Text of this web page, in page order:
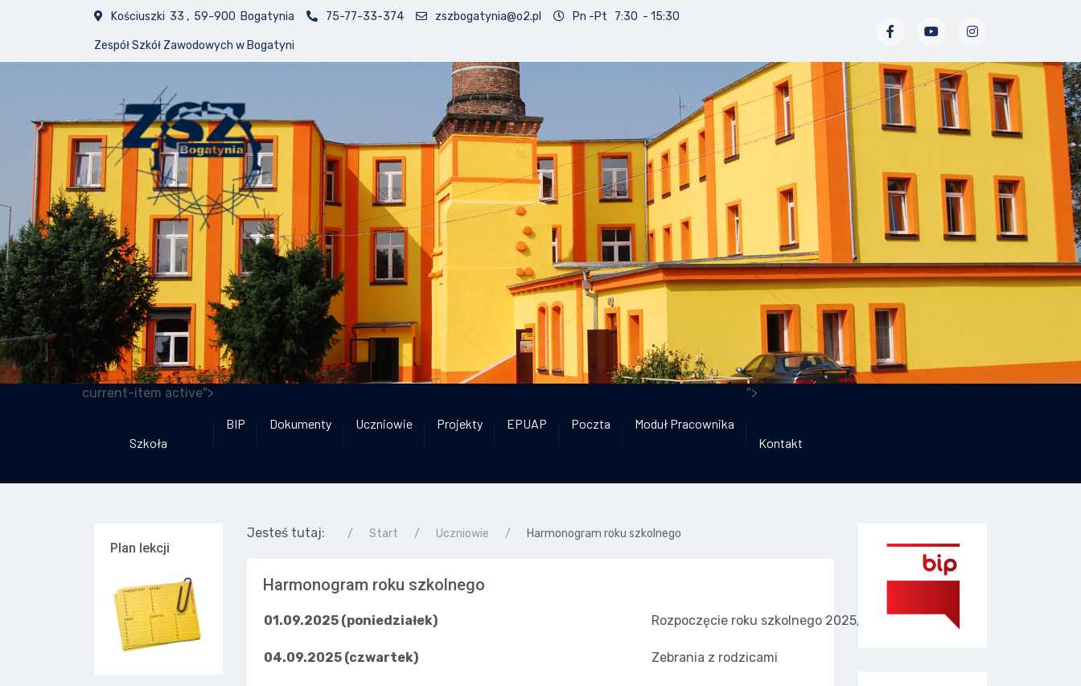
Kościuszki 33 , 59-900 Bogatynia 75-77-33-374 zszbogatynia@o2.pl Pn -Pt 7:30 - 15:30
Zespół Szkół Zawodowych w Bogatyni
current-item active">
Szkoła
BIP Dokumenty Uczniowie Projekty EPUAP Poczta Moduł Pracownika
">
Kontakt
Plan lekcji
Jesteś tutaj: Start Uczniowie Harmonogram roku szkolnego
Harmonogram roku szkolnego
01.09.2025 (poniedziałek) Rozpoczęcie roku szkolnego 2025/2026
04.09.2025 (czwartek) Zebrania z rodzicami